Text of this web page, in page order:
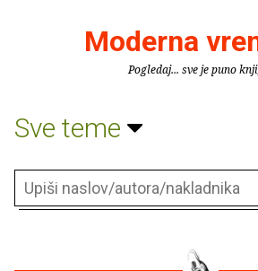
Moderna
Pogledaj... sve je puno
Sve teme